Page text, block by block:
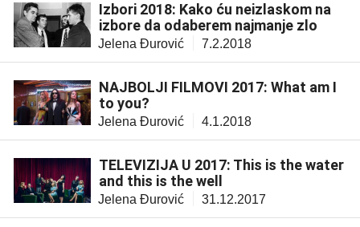
Izbori 2018: Kako ću neizlaskom na
izbore da odaberem najmanje zlo
Jelena Đurović 7.2.2018
NAJBOLJI FILMOVI 2017: What am I
to you?
Jelena Đurović 4.1.2018
TELEVIZIJA U 2017: This is the water
and this is the well
Jelena Đurović 31.12.2017